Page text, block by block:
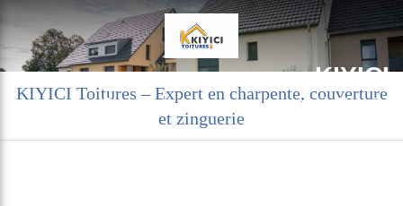
KIYICI
Charpente couverture zinguerie à Rixheim
KIYICI Toitures – Expert en charpente, couverture
et zinguerie